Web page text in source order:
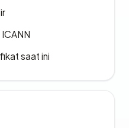
saat ini